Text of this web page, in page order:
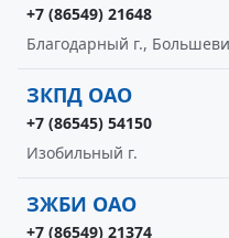
+7 (86549) 21648
Благодарный г.,
ЗКПД ОАО
+7 (86545) 54150
Изобильный г.
ЗЖБИ ОАО
+7 (86549) 21374